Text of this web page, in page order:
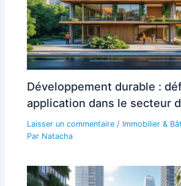
Développement durable :
application dans le secteur
Laisser un commentaire / Immobilier &
Par Natacha